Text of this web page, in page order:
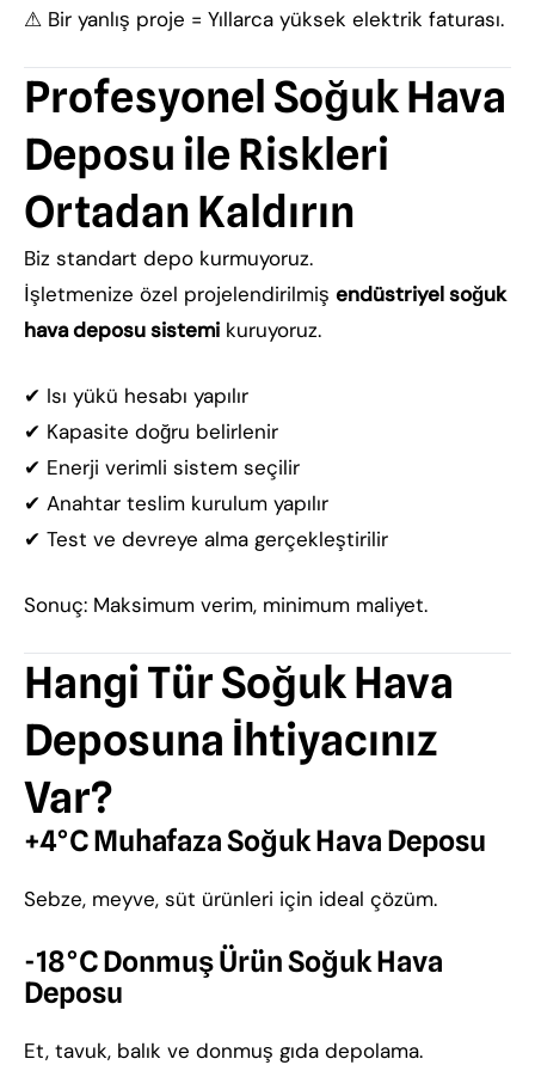
⚠ Bir yanlış proje = Yıllarca yüksek elektrik faturası.
Profesyonel Soğuk Hava
Deposu ile Riskleri
Ortadan Kaldırın
Biz standart depo kurmuyoruz.
İşletmenize özel projelendirilmiş endüstriyel soğuk
hava deposu sistemi kuruyoruz.
✔ Isı yükü hesabı yapılır
✔ Kapasite doğru belirlenir
✔ Enerji verimli sistem seçilir
✔ Anahtar teslim kurulum yapılır
✔ Test ve devreye alma gerçekleştirilir
Sonuç: Maksimum verim, minimum maliyet.
Hangi Tür Soğuk Hava
Deposuna İhtiyacınız
Var?
+4°C Muhafaza Soğuk Hava Deposu
Sebze, meyve, süt ürünleri için ideal çözüm.
-18°C Donmuş Ürün Soğuk Hava
Deposu
Et, tavuk, balık ve donmuş gıda depolama.